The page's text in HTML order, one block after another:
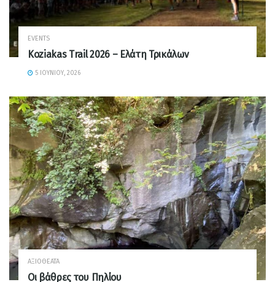
EVENTS
Koziakas Trail 2026 – Ελάτη Τρικάλων
5 ΙΟΥΝΊΟΥ, 2026
ΑΞΙΟΘΈΑΤΑ
Οι βάθρες του Πηλίου